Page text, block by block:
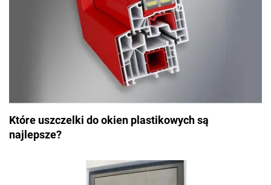
Które uszczelki do okien plastikowych są
najlepsze?